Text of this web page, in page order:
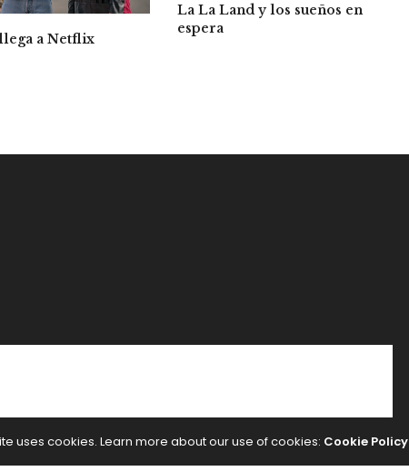
a Netflix
La La Land y los sueños en
espera
–
uses cookies. Learn more about our use of cookies: Cookie Policy